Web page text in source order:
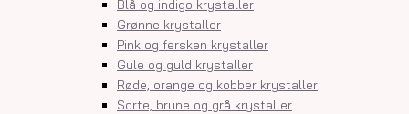
Blå og indigo krystaller
Grønne krystaller
Pink og fersken krystaller
Gule og guld krystaller
Røde, orange og kobber krystaller
Sorte, brune og grå krystaller